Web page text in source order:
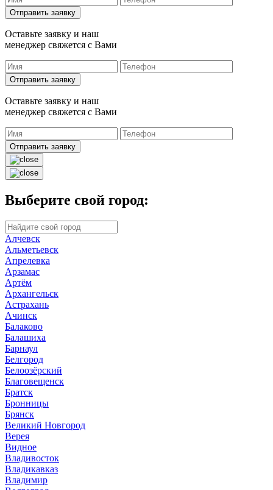
Отправить заявку
Оставьте заявку и наш
менеджер свяжется с Вами
Отправить заявку
Оставьте заявку и наш
менеджер свяжется с Вами
Отправить заявку
Выберите свой город:
Алчевск
Альметьевск
Апрелевка
Арзамас
Артём
Архангельск
Астрахань
Ачинск
Балаково
Балашиха
Барнаул
Белгород
Белоозёрский
Благовещенск
Братск
Бронницы
Брянск
Великий Новгород
Верея
Видное
Владивосток
Владикавказ
Владимир